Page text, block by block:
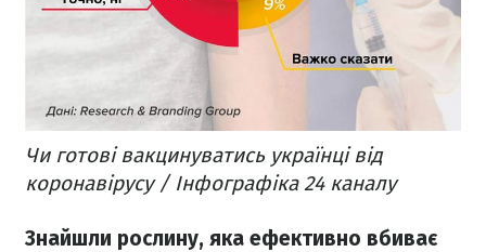
Чи готові вакцинуватись українці від
коронавірусу / Інфографіка 24 каналу
Знайшли рослину, яка ефективно вбиває